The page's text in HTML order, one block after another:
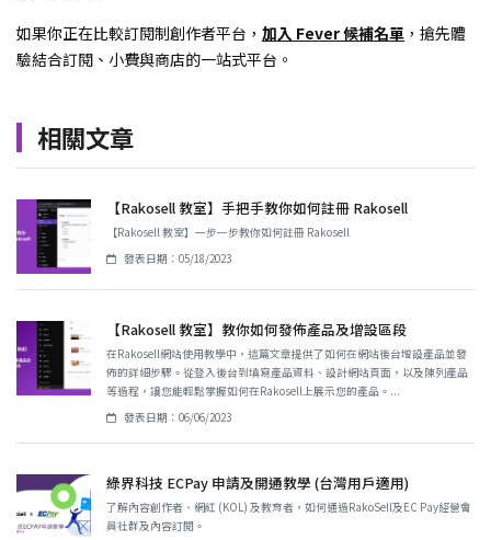
如果你正在比較訂閱制創作者平台， 加入 Fever 候補名單 ，搶先體
驗結合訂閱、小費與商店的一站式平台。
相關文章
【Rakosell 教室】手把手教你如何註冊 Rakosell
【Rakosell 教室】一步一步教你如何註冊 Rakosell
發表日期：05/18/2023
【Rakosell 教室】教你如何發佈產品及增設區段
在Rakosell網站使用教學中，這篇文章提供了如何在網站後台增設產品並發
佈的詳細步驟。從登入後台到填寫產品資料、設計網站頁面，以及陳列產品
等過程，讓您能輕鬆掌握如何在Rakosell上展示您的產品。...
發表日期：06/06/2023
綠界科技 ECPay 申請及開通教學 (台灣用戶適用)
了解內容創作者、網紅 (KOL) 及教育者，如何通過RakoSell及EC Pay經營會
員社群及內容訂閱。